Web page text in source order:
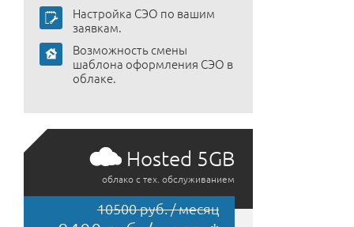
Настройка СЭО по вашим
заявкам.
Возможность смены
шаблона оформления СЭО в
облаке.
Hosted 5GB
облако с тех. обслуживанием
10500 руб. / месяц